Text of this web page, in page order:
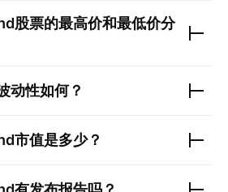
股票的最高价和最低价分
动性如何？
市值是多少？